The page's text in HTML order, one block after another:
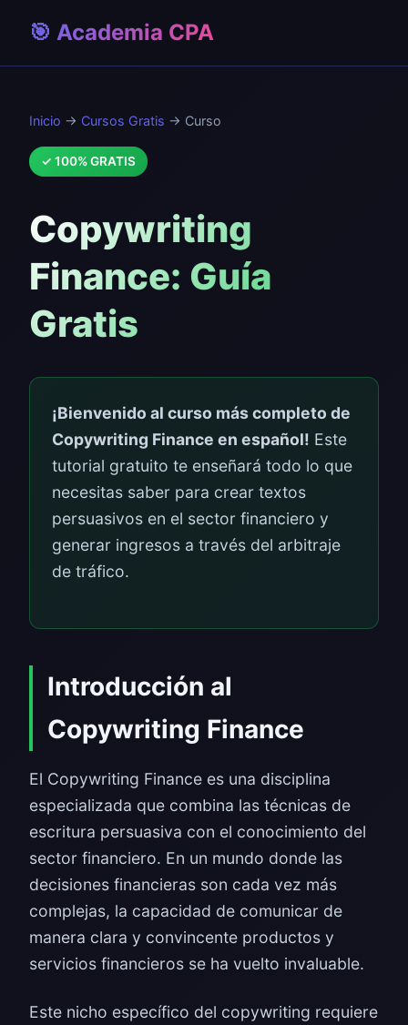
🎯 Academia CPA
Inicio → Cursos Gratis → Curso
✓ 100% GRATIS
Copywriting
Finance: Guía
Gratis
¡Bienvenido al curso más completo de
Copywriting Finance en español! Este
tutorial gratuito te enseñará todo lo que
necesitas saber para crear textos
persuasivos en el sector financiero y
generar ingresos a través del arbitraje
de tráfico.
Introducción al
Copywriting Finance
El Copywriting Finance es una disciplina
especializada que combina las técnicas de
escritura persuasiva con el conocimiento del
sector financiero. En un mundo donde las
decisiones financieras son cada vez más
complejas, la capacidad de comunicar de
manera clara y convincente productos y
servicios financieros se ha vuelto invaluable.
Este nicho específico del copywriting requiere